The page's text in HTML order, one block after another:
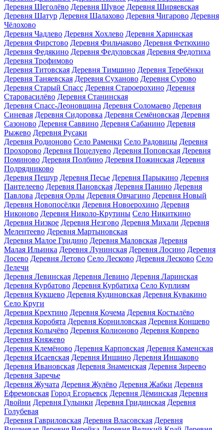
Деревня Щеголёво Деревня Шувое Деревня Ширяевская
Деревня Шатур Деревня Шалахово Деревня Чигарово Деревня
Чёлохово
Деревня Чадлево Деревня Хохлево Деревня Харинская
Деревня Фирстово Деревня Фильчаково Деревня Фетюхино
Деревня Федякино Деревня Федуловская Деревня Федотиха
Деревня Трофимово
Деревня Титовская Деревня Тимшино Деревня Теребёнки
Деревня Таняевская Деревня Суханово Деревня Сурово
Деревня Старый Спасс Деревня Староерохино Деревня
Старовасилёво Деревня Станинская
Деревня Спасс-Леоновщина Деревня Соломаево Деревня
Синевая Деревня Сидоровка Деревня Семёновская Деревня
Сазоново Деревня Саввино Деревня Сабанино Деревня
Рыжево Деревня Русаки
Деревня Родионово Село Раменки Село Радовицы Деревня
Прохорово Деревня Поцелуево Деревня Поповская Деревня
Поминово Деревня Полбино Деревня Пожинская Деревня
Подрядниково
Деревня Пешур Деревня Песье Деревня Парыкино Деревня
Пантелеево Деревня Пановская Деревня Панино Деревня
Павлова Деревня Орлы Деревня Овчагино Деревня Новый
Деревня Новопосёлки Деревня Новоерохино Деревня
Никоново Деревня Николо-Крутины Село Никиткино
Деревня Низкое Деревня Незгово Деревня Михали Деревня
Мелентеево Деревня Мартыновская
Деревня Малое Гридино Деревня Маловская Деревня
Малая Ильинка Деревня Лунинская Деревня Лосино Деревня
Лосево Деревня Летово Село Лесково Деревня Лесково Село
Лелечи
Деревня Левинская Деревня Левино Деревня Ларинская
Деревня Курбатово Деревня Курбатиха Село Куплиям
Деревня Кукшево Деревня Кудиновская Деревня Кувакино
Село Круги
Деревня Крехтино Деревня Кочема Деревня Костылёво
Деревня Коробята Деревня Корниловская Деревня Коншево
Деревня Колычёво Деревня Колионово Деревня Коврево
Деревня Княжево
Деревня Клемёново Деревня Карповская Деревня Каменская
Деревня Исаевская Деревня Иншино Деревня Иншаково
Деревня Ивановская Деревня Знаменская Деревня Зиреево
Деревня Заречье
Деревня Жучата Деревня Жулёво Деревня Жабки Деревня
Ефремовская Город Егорьевск Деревня Дёминская Деревня
Двойни Деревня Гулынки Деревня Гридинская Деревня
Голубевая
Деревня Гавриловская Деревня Власовская Деревня